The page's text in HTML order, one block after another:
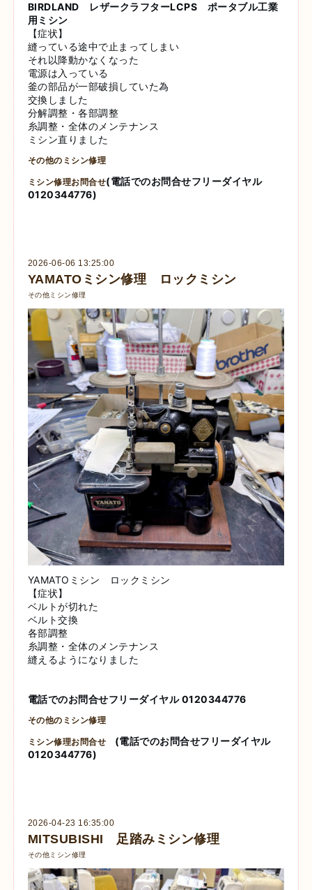
BIRDLAND レザークラフターLCPS ポータブル工業
用ミシン
【症状】
縫っている途中で止まってしまい
それ以降動かなくなった
電源は入っている
釜の部品が一部破損していた為
交換しました
分解調整・各部調整
糸調整・全体のメンテナンス
ミシン直りました
その他のミシン修理
ミシン修理お問合せ(電話でのお問合せフリーダイヤル
0120344776)
2026-06-06 13:25:00
YAMATOミシン修理 ロックミシン
その他ミシン修理
YAMATOミシン ロックミシン
【症状】
ベルトが切れた
ベルト交換
各部調整
糸調整・全体のメンテナンス
縫えるようになりました
電話でのお問合せフリーダイヤル 0120344776
その他のミシン修理
ミシン修理お問合せ
(電話でのお問合せフリーダイヤル
0120344776)
2026-04-23 16:35:00
MITSUBISHI 足踏みミシン修理
その他ミシン修理